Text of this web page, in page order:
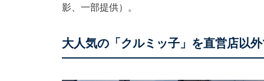
影、一部提供）。
大人気の「クルミッ子」を直営店以